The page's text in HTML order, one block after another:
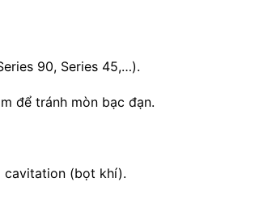
90, Series 45,…).
để tránh mòn bạc đạn.
cavitation (bọt khí).